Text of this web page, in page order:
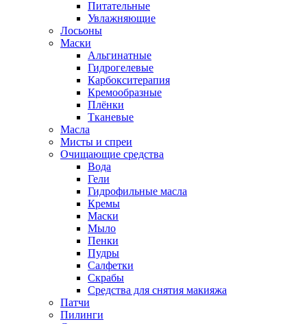
Питательные
Увлажняющие
Лосьоны
Маски
Альгинатные
Гидрогелевые
Карбокситерапия
Кремообразные
Плёнки
Тканевые
Масла
Мисты и спреи
Очищающие средства
Вода
Гели
Гидрофильные масла
Кремы
Маски
Мыло
Пенки
Пудры
Салфетки
Скрабы
Средства для снятия макияжа
Патчи
Пилинги